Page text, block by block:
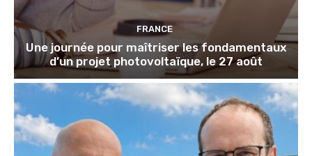
FRANCE
Une journée pour maîtriser les fondamentaux
d’un projet photovoltaïque, le 27 août